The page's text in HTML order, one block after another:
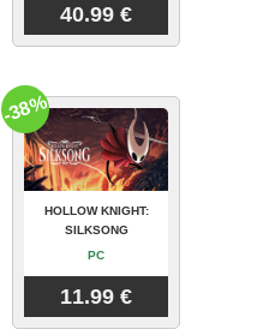
40.99 €
HOLLOW KNIGHT:
SILKSONG
PC
11.99 €
-38%